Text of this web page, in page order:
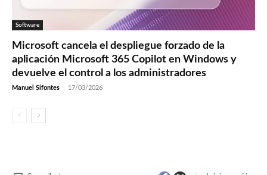
Software
Microsoft cancela el despliegue forzado de la
aplicación Microsoft 365 Copilot en Windows y
devuelve el control a los administradores
Manuel Sifontes - 17/03/2026